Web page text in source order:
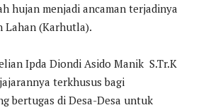
hujan menjadi ancaman terjadinya
Lahan (Karhutla).
Ipda Diondi Asido Manik S.Tr.K
terkhusus bagi
bertugas di Desa-Desa untuk